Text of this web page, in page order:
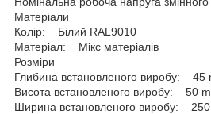
Матеріали
Колір: Білий RAL9010
Матеріал: Мікс матеріалів
Розміри
Глибина встановленого виробу: 45
Висота встановленого виробу: 50
Ширина встановленого виробу: